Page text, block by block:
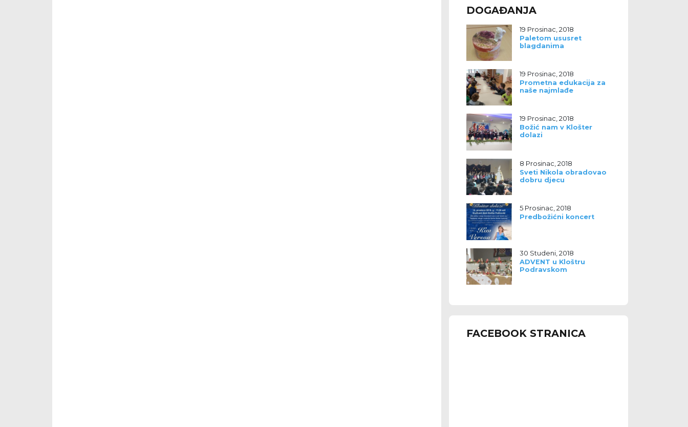
DOGAĐANJA
19 Prosinac, 2018
Paletom ususret
blagdanima
19 Prosinac, 2018
Prometna edukacija za
naše najmlađe
19 Prosinac, 2018
Božić nam v Klošter
dolazi
8 Prosinac, 2018
Sveti Nikola obradovao
dobru djecu
5 Prosinac, 2018
Predbožićni koncert
30 Studeni, 2018
ADVENT u Kloštru
Podravskom
FACEBOOK STRANICA